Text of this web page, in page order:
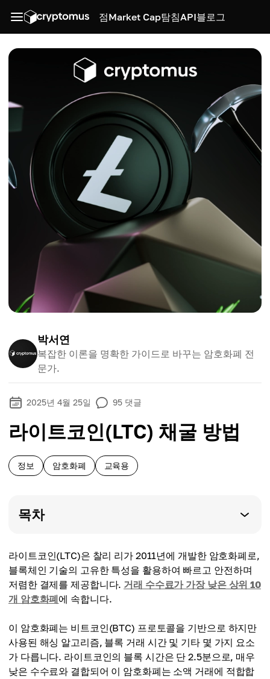
점Market Cap탐침API블로그
박서연
복잡한 이론을 명확한 가이드로 바꾸는 암호화폐 전
문가.
2025년 4월 25일 95 댓글
라이트코인(LTC) 채굴 방법
정보 암호화폐 교육용
목차
라이트코인(LTC)은 찰리 리가 2011년에 개발한 암호화폐로,
블록체인 기술의 고유한 특성을 활용하여 빠르고 안전하며
저렴한 결제를 제공합니다. 거래 수수료가 가장 낮은 상위 10
개 암호화폐에 속합니다.
이 암호화폐는 비트코인(BTC) 프로토콜을 기반으로 하지만
사용된 해싱 알고리즘, 블록 거래 시간 및 기타 몇 가지 요소
가 다릅니다. 라이트코인의 블록 시간은 단 2.5분으로, 매우
낮은 수수료와 결합되어 이 암호화폐는 소액 거래에 적합합